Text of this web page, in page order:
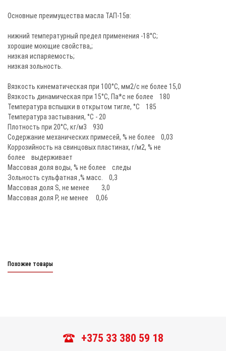
Основные преимущества масла ТАП-15в:
нижний температурный предел применения -18°С;
хорошие моющие свойства,;
низкая испаряемость;
низкая зольность.
Вязкость кинематическая при 100°С, мм2/с не более 15,0
Вязкость динамическая при 15°С, Па*с не более 180
Температура вспышки в открытом тигле, °C 185
Температура застывания, °C - 20
Плотность при 20°С, кг/м3 930
Содержание механических примесей, % не более 0,03
Коррозийность на свинцовых пластинах, г/м2, % не
более выдерживает
Массовая доля воды, % не более следы
Зольность сульфатная ,% масс. 0,3
Массовая доля S, не менее 3,0
Массовая доля P, не менее 0,06
Похожие товары
+375 33 380 59 18